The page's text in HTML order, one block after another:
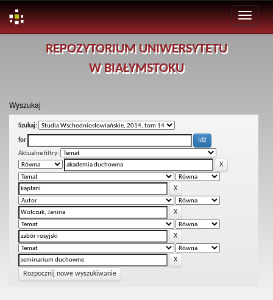
REPOZYTORIUM UNIWERSYTETU
W BIAŁYMSTOKU
Wyszukaj
Szukaj:
for
Aktualne filtry:
Rozpocznij nowe wyszukiwanie